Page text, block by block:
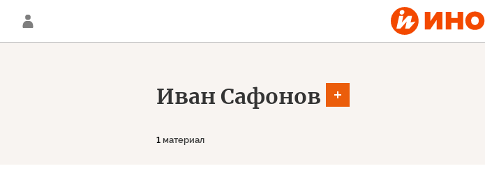
Иван Сафонов
1 материал